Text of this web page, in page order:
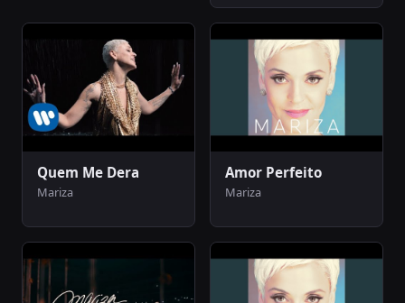
Quem Me Dera
Mariza
Amor Perfeito
Mariza